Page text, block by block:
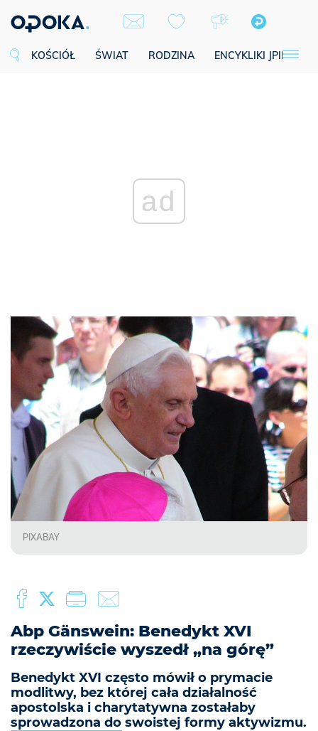
KOŚCIÓŁ ŚWIAT RODZINA ENCYKLIKI JPII
ad
PIXABAY
Abp Gänswein: Benedykt XVI
rzeczywiście wyszedł „na górę”
Benedykt XVI często mówił o prymacie
modlitwy, bez której cała działalność
apostolska i charytatywna zostałaby
sprowadzona do swoistej formy aktywizmu.